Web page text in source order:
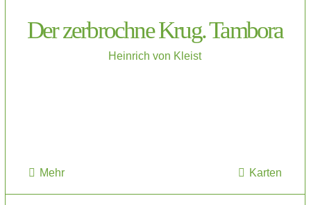
Der zerbrochne Krug. Tambora
Heinrich von Kleist
Mehr Karten